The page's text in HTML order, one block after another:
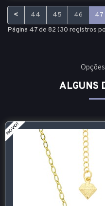
< 44 45 46 47
Página 47 de 82 (30 registros
ALGUNS